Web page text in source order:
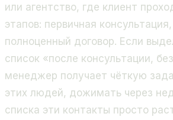
или агентство, где клиент
этапов: первичная
полноценный договор. Если
список «после консультации,
менеджер получает чёткую
этих людей, дожимать через
списка эти контакты просто